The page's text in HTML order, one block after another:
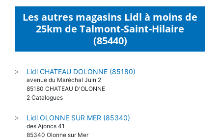
Les autres magasins Lidl à moins de
25km de Talmont-Saint-Hilaire
(85440)
> Lidl CHATEAU DOLONNE (85180)
avenue du Maréchal Juin 2
85180 CHATEAU D'OLONNE
2 Catalogues
> Lidl OLONNE SUR MER (85340)
des Ajoncs 41
85340 Olonne sur Mer